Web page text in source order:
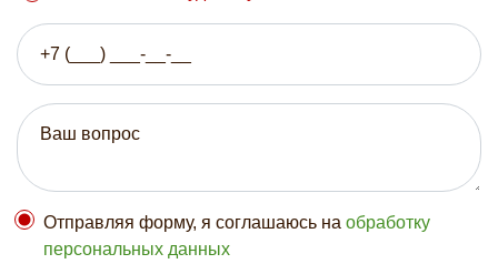
Отправляя форму, я соглашаюсь на обработку
персональных данных